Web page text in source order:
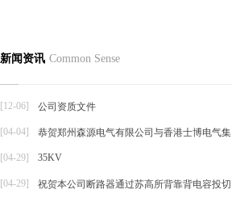
注意事项
新闻资讯 Common Sense
[12-06] 公司资质文件
[04-04] 恭贺郑州森源电气有限公司与香港士博电气集
[04-29] 35KV
[04-29] 祝贺本公司断路器通过苏高所背靠背电容投切